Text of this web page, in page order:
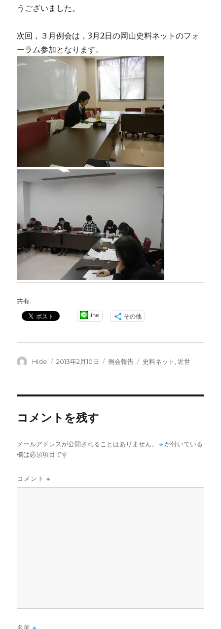
うございました。
次回，３月例会は，3月2日の岡山史料ネットのフォ
ーラム参加となります。
共有:
line その他
投
Hide
投
2013年2月10日
カ
例会報告
タ
史料ネット ,近世
コメントを残す
メールアドレスが公開されることはありません。 ※が付いている
欄は必須項目です
コメント※